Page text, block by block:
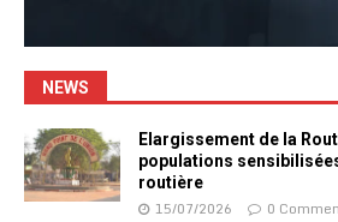
NEWS
Elargissement de la
populations
routière
15/07/2026 0